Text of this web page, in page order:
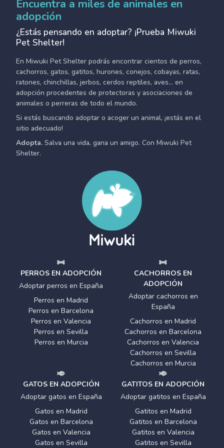
Encuentra a miles de animales en
adopción
¿Estás pensando en adoptar? ¡Prueba Miwuki
Pet Shelter!
En Miwuki Pet Shelter podrás encontrar cientos de perros,
cachorros, gatos, gatitos, hurones, conejos, cobayas, ratas,
ratones, chinchillas, jerbos, cerdos reptiles, aves... en
adopción procedentes de protectoras y asociaciones de
animales o perreras de todo el mundo.
Si estás buscando adoptar o acoger un animal, ¡estás en el
sitio adecuado!
Adopta. Salva una vida, gana un amigo. Con Miwuki Pet
Shelter.
PERROS EN ADOPCIÓN
Adoptar perros en España
Perros en Madrid
Perros en Barcelona
Perros en Valencia
Perros en Sevilla
Perros en Murcia
CACHORROS EN
ADOPCIÓN
Adoptar cachorros en
España
Cachorros en Madrid
Cachorros en Barcelona
Cachorros en Valencia
Cachorros en Sevilla
Cachorros en Murcia
GATOS EN ADOPCIÓN
Adoptar gatos en España
Gatos en Madrid
Gatos en Barcelona
Gatos en Valencia
Gatos en Sevilla
GATITOS EN ADOPCIÓN
Adoptar gatitos en España
Gatitos en Madrid
Gatitos en Barcelona
Gatitos en Valencia
Gatitos en Sevilla